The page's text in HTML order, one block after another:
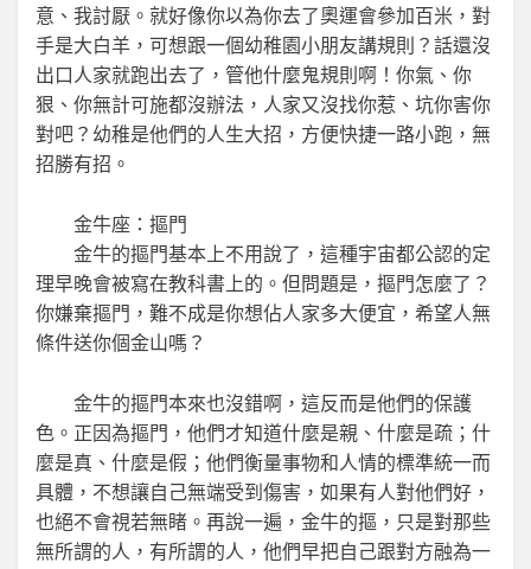
意、我討厭。就好像你以為你去了奧運會參加百米，對
手是大白羊，可想跟一個幼稚園小朋友講規則？話還沒
出口人家就跑出去了，管他什麼鬼規則啊！你氣、你
狠、你無計可施都沒辦法，人家又沒找你惹、坑你害你
對吧？幼稚是他們的人生大招，方便快捷一路小跑，無
招勝有招。
金牛座：摳門
金牛的摳門基本上不用說了，這種宇宙都公認的定
理早晚會被寫在教科書上的。但問題是，摳門怎麼了？
你嫌棄摳門，難不成是你想佔人家多大便宜，希望人無
條件送你個金山嗎？
金牛的摳門本來也沒錯啊，這反而是他們的保護
色。正因為摳門，他們才知道什麼是親、什麼是疏；什
麼是真、什麼是假；他們衡量事物和人情的標準統一而
具體，不想讓自己無端受到傷害，如果有人對他們好，
也絕不會視若無睹。再說一遍，金牛的摳，只是對那些
無所謂的人，有所謂的人，他們早把自己跟對方融為一